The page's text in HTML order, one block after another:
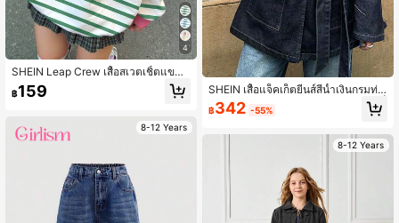
4
SHEIN Leap Crew เสื้อสเวตเชิ้ตแขนย
าวคอกลมทรงหลวมลายทางโดปามีน
สำหรับเด็กผู้หญิง "NEW YORK" สวมใส่
าว, ฤดูใบไม้ร่วง, สวมใส่สบาย, เลเยอร์
สำหรับฤดูใบไม้ร่วง, มีสไตล์, สวมใส่ลำ
฿159
8-12 Years
SHEIN เสื้อแจ็คเก็ตยีนส์สีน้ำเงินกรมท่า
ขนาดใหญ่ทรงคลาสสิกวินเทจสำหรับเด็
กผู้หญิง มีกระเป๋าหลายช่อง แขนยาว พ
ฤดูหนาว สำหรับใส่ในชีวิตประจำวัน, ชุ
ดคอสตูม, สตรีทแวร์, ฮาโลวีน, ชุดคริส
฿342 -55%
8-12 Years